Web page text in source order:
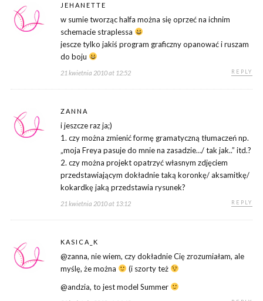
JEHANETTE
w sumie tworząc halfa można się oprzeć na ichnim
schemacie straplessa
jescze tylko jakiś program graficzny opanować i ruszam
do boju
21 kwietnia 2010 at 12:52 REPLY
ZANNA
i jeszcze raz ja;)
1. czy można zmienić formę gramatyczną tłumaczeń np.
„moja Freya pasuje do mnie na zasadzie…/ tak jak..” itd.?
2. czy można projekt opatrzyć własnym zdjęciem
przedstawiającym dokładnie taką koronkę/ aksamitkę/
kokardkę jaką przedstawia rysunek?
21 kwietnia 2010 at 13:12 REPLY
KASICA_K
@zanna, nie wiem, czy dokładnie Cię zrozumiałam, ale
myślę, że można
(i szorty też
@andzia, to jest model Summer